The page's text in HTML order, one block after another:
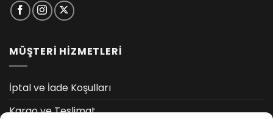
MÜŞTERİ HİZMETLERİ
İptal ve İade Koşulları
Kargo ve Teslimat